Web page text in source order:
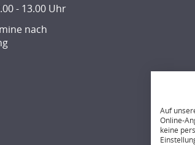
- 13.00 Uhr
nach
Auf
Online-
keine